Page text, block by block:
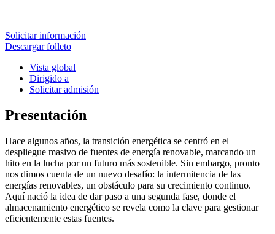
Solicitar información
Descargar folleto
Vista global
Dirigido a
Solicitar admisión
Presentación
Hace algunos años, la transición energética se centró en el
despliegue masivo de fuentes de energía renovable, marcando un
hito en la lucha por un futuro más sostenible. Sin embargo, pronto
nos dimos cuenta de un nuevo desafío: la intermitencia de las
energías renovables, un obstáculo para su crecimiento continuo.
Aquí nació la idea de dar paso a una segunda fase, donde el
almacenamiento energético se revela como la clave para gestionar
eficientemente estas fuentes.